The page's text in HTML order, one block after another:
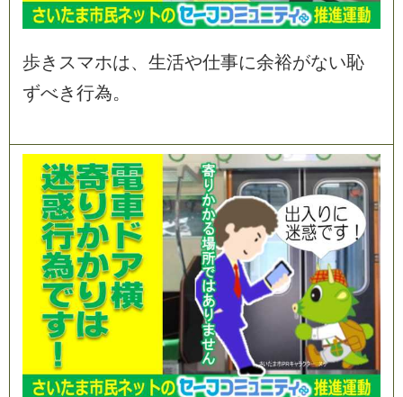
歩き スマホは、 生活や仕事に余裕がない恥
ずべき行為。